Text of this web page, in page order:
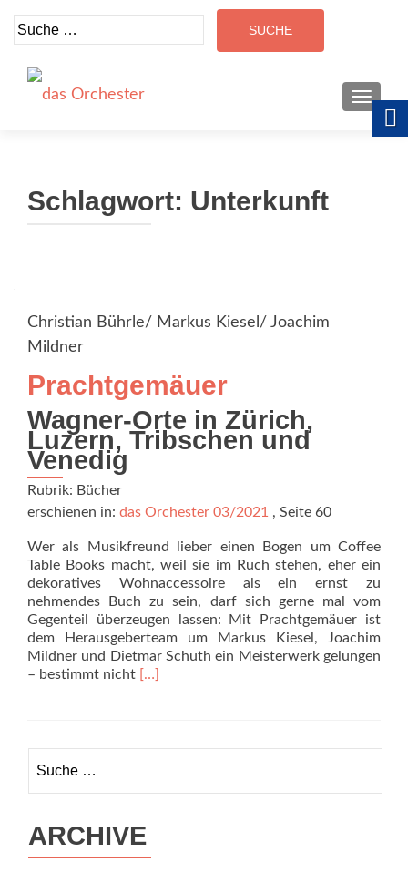
Suche
nach:
Schlagwort: Unterkunft
Christian Bührle/ Markus Kiesel/ Joachim
Mildner
Prachtgemäuer
Wagner-Orte in Zürich,
Luzern, Tribschen und
Venedig
Rubrik: Bücher
erschienen in: das Orchester 03/2021 , Seite 60
Wer als Musikfreund lieber ei­nen Bogen um Coffee
Table Books macht, weil sie im Ruch stehen, eher ein
dekoratives Wohnaccessoire als ein ernst zu
nehmendes Buch zu sein, darf sich gerne mal vom
Gegenteil überzeugen lassen: Mit Prachtgemäuer ist
dem Herausgeberteam um Markus Kiesel, Joachim
Mild­ner und Dietmar Schuth ein Meis­terwerk gelungen
– bestimmt nicht Read
[…]
nach:
ARCHIVE